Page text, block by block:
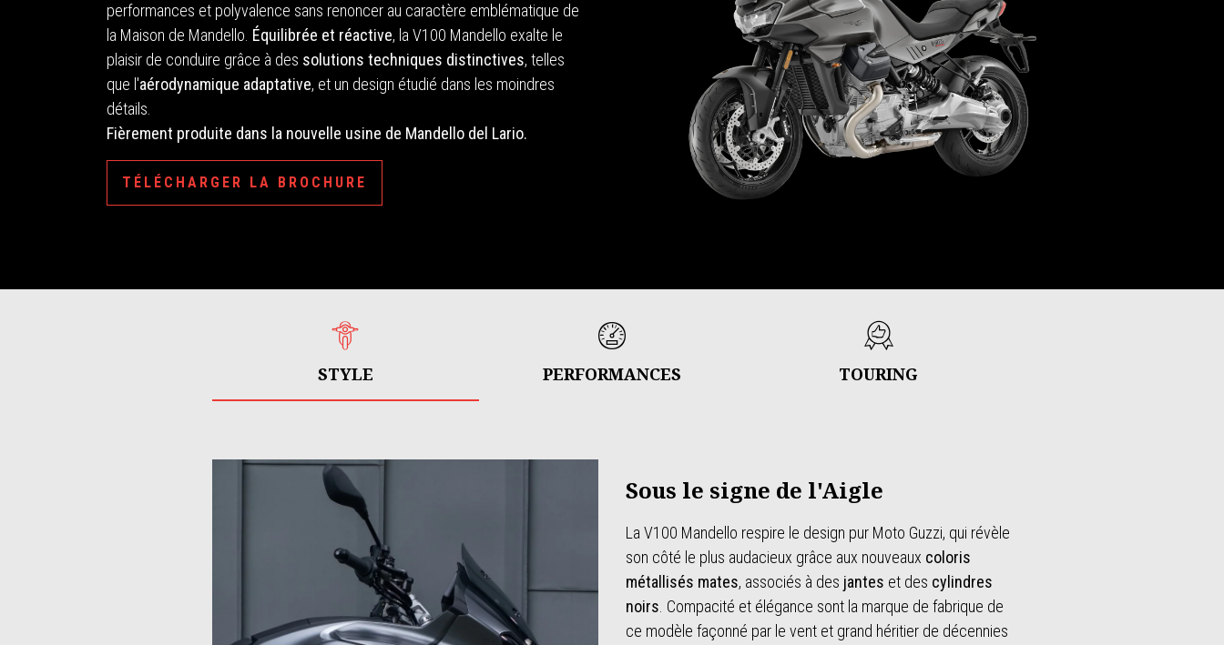
performances et polyvalence sans renoncer au caractère emblématique de
la Maison de Mandello. Équilibrée et réactive, la V100 Mandello exalte le
plaisir de conduire grâce à des solutions techniques distinctives, telles
que l'aérodynamique adaptative, et un design étudié dans les moindres
détails.
Fièrement produite dans la nouvelle usine de Mandello del Lario.
TÉLÉCHARGER LA BROCHURE
STYLE PERFORMANCES TOURING
Sous le signe de l'Aigle
La V100 Mandello respire le design pur Moto Guzzi, qui révèle
son côté le plus audacieux grâce aux nouveaux coloris
métallisés mates, associés à des jantes et des cylindres
noirs. Compacité et élégance sont la marque de fabrique de
ce modèle façonné par le vent et grand héritier de décennies